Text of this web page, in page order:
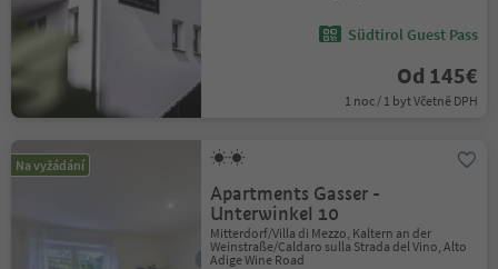
Südtirol Guest Pass
Od 145€
1 noc / 1 byt Včetně DPH
Na vyžádání
Apartments Gasser -
Unterwinkel 10
Mitterdorf/Villa di Mezzo, Kaltern an der
Weinstraße/Caldaro sulla Strada del Vino, Alto
Adige Wine Road